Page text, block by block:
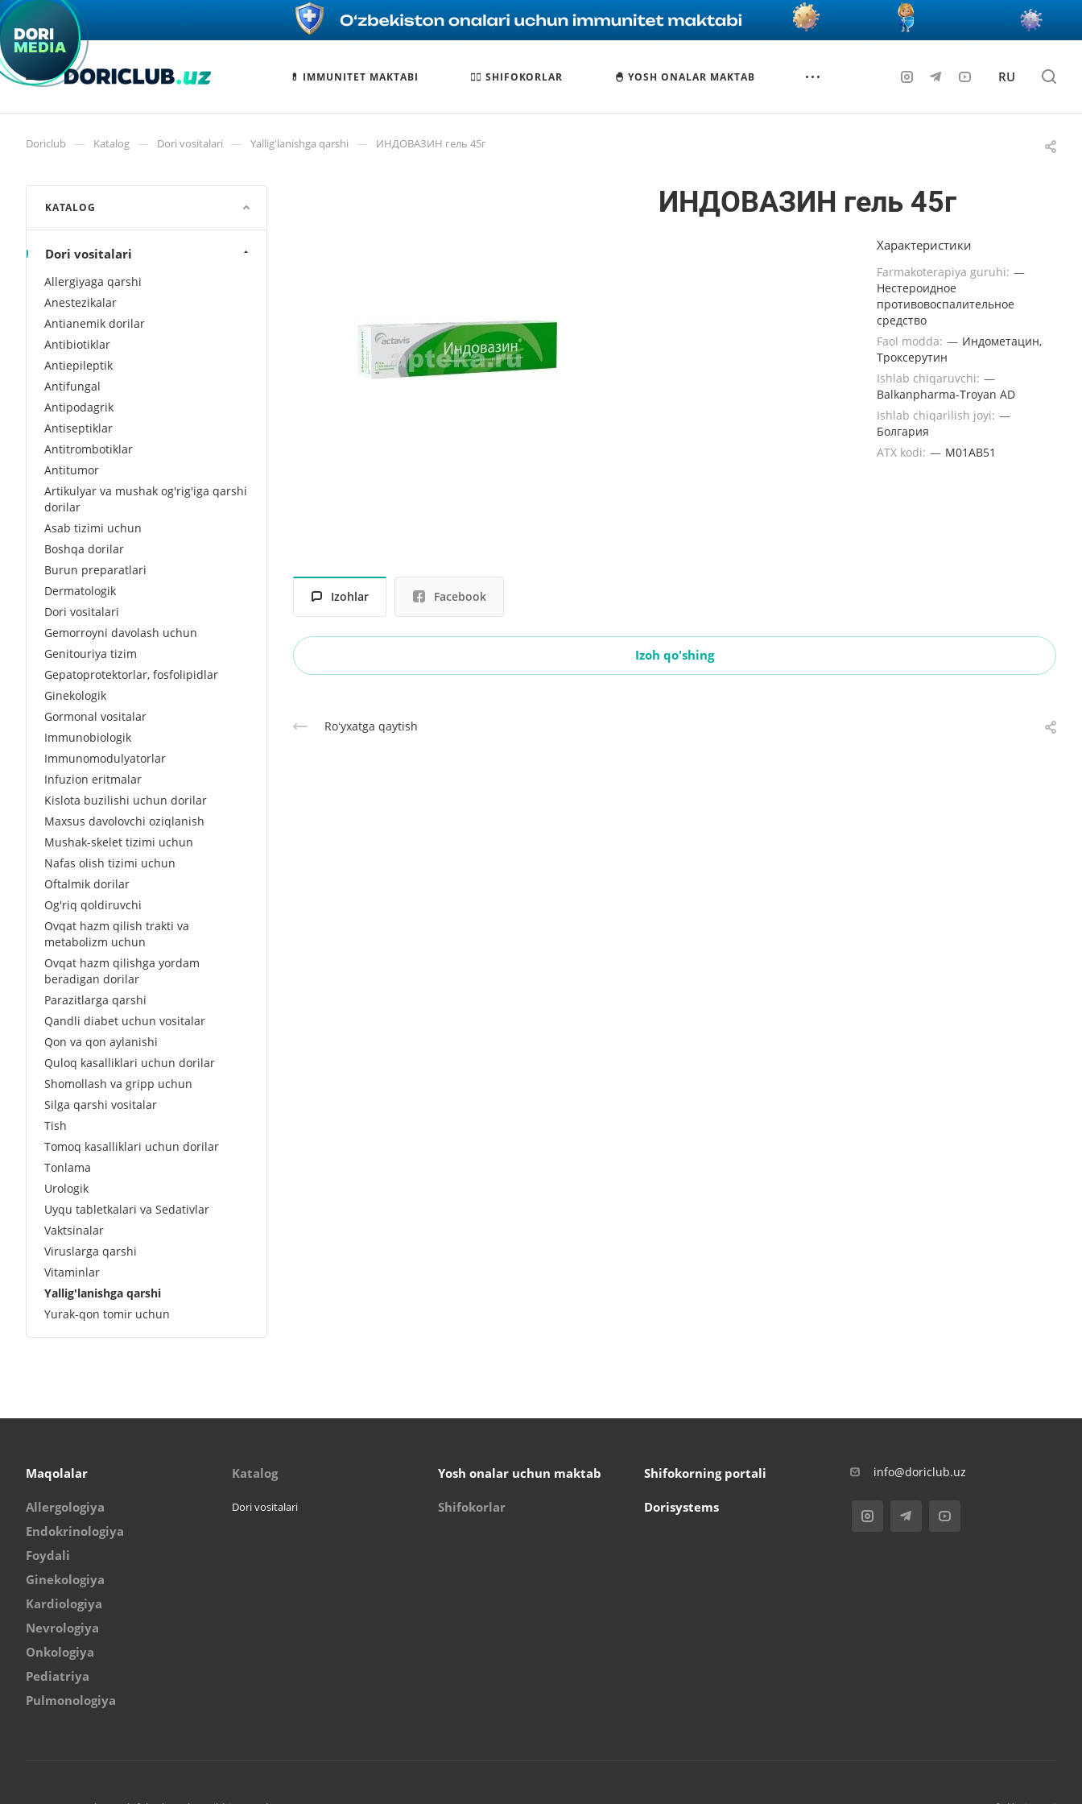
💊 IMMUNITET MAKTABI 🧑‍⚕️ SHIFOKORLAR 🐣 YOSH ONALAR MAKTAB RU
Doriclub — Katalog — Dori vositalari — Yallig'lanishga qarshi — ИНДОВАЗИН гель 45г
ИНДОВАЗИН гель 45г
Характеристики
Farmakoterapiya guruhi: —
Нестероидное
противовоспалительное
средство
Faol modda: — Индометацин,
Троксерутин
Ishlab chiqaruvchi: —
Balkanpharma-Troyan AD
Ishlab chiqarilish joyi: —
Болгария
ATX kodi: — M01AB51
Izohlar Facebook
Izoh qo'shing
Roʻyxatga qaytish
KATALOG
Dori vositalari
Allergiyaga qarshi
Anestezikalar
Antianemik dorilar
Antibiotiklar
Antiepileptik
Antifungal
Antipodagrik
Antiseptiklar
Antitrombotiklar
Antitumor
Artikulyar va mushak og'rig'iga qarshi
dorilar
Asab tizimi uchun
Boshqa dorilar
Burun preparatlari
Dermatologik
Dori vositalari
Gemorroyni davolash uchun
Genitouriya tizim
Gepatoprotektorlar, fosfolipidlar
Ginekologik
Gormonal vositalar
Immunobiologik
Immunomodulyatorlar
Infuzion eritmalar
Kislota buzilishi uchun dorilar
Maxsus davolovchi oziqlanish
Mushak-skelet tizimi uchun
Nafas olish tizimi uchun
Oftalmik dorilar
Og'riq qoldiruvchi
Ovqat hazm qilish trakti va
metabolizm uchun
Ovqat hazm qilishga yordam
beradigan dorilar
Parazitlarga qarshi
Qandli diabet uchun vositalar
Qon va qon aylanishi
Quloq kasalliklari uchun dorilar
Shomollash va gripp uchun
Silga qarshi vositalar
Tish
Tomoq kasalliklari uchun dorilar
Tonlama
Urologik
Uyqu tabletkalari va Sedativlar
Vaktsinalar
Viruslarga qarshi
Vitaminlar
Yallig'lanishga qarshi
Yurak-qon tomir uchun
Maqolalar
Allergologiya
Endokrinologiya
Foydali
Ginekologiya
Kardiologiya
Nevrologiya
Onkologiya
Pediatriya
Pulmonologiya
Katalog
Dori vositalari
Yosh onalar uchun maktab
Shifokorlar
Shifokorning portali
Dorisystems
info@doriclub.uz